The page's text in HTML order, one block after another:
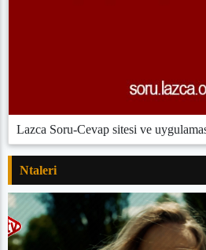
Lazca Soru-Cevap sitesi ve
Ntaleri